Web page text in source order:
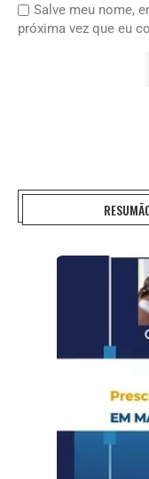
Salve meu nome,
próxima vez que eu